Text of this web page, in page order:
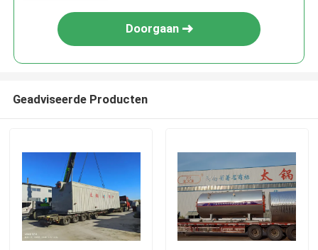
Doorgaan
Geadviseerde Producten